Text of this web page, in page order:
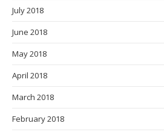
July 2018
June 2018
May 2018
April 2018
March 2018
February 2018